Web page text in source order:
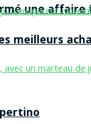
une
meilleurs